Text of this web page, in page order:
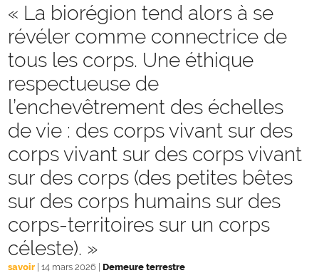
« La biorégion tend alors à se
révéler comme connectrice de
tous les corps. Une éthique
respectueuse de
l’enchevêtrement des échelles
de vie : des corps vivant sur des
corps vivant sur des corps vivant
sur des corps (des petites bêtes
sur des corps humains sur des
corps-territoires sur un corps
céleste). »
savoir | 14 mars 2026 | Demeure terrestre